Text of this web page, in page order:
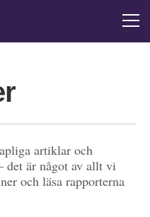
artiklar och
det är något av allt vi
och läsa rapporterna